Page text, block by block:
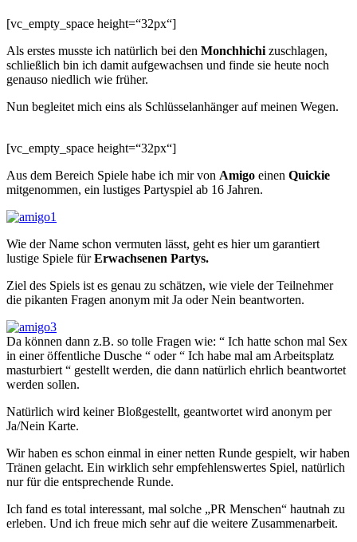
[vc_empty_space height=“32px“]
Als erstes musste ich natürlich bei den Monchhichi zuschlagen,
schließlich bin ich damit aufgewachsen und finde sie heute noch
genauso niedlich wie früher.
Nun begleitet mich eins als Schlüsselanhänger auf meinen Wegen.
[vc_empty_space height=“32px“]
Aus dem Bereich Spiele habe ich mir von Amigo einen Quickie
mitgenommen, ein lustiges Partyspiel ab 16 Jahren.
Wie der Name schon vermuten lässt, geht es hier um garantiert
lustige Spiele fürErwachsenen Partys.
Ziel des Spiels ist es genau zu schätzen, wie viele der Teilnehmer
die pikanten Fragen anonym mit Ja oder Nein beantworten.
Da können dann z.B. so tolle Fragen wie: “ Ich hatte schon mal Sex
in einer öffentliche Dusche “ oder “ Ich habe mal am Arbeitsplatz
masturbiert “ gestellt werden, die dann natürlich ehrlich beantwortet
werden sollen.
Natürlich wird keiner Bloßgestellt, geantwortet wird anonym per
Ja/Nein Karte.
Wir haben es schon einmal in einer netten Runde gespielt, wir haben
Tränen gelacht. Ein wirklich sehr empfehlenswertes Spiel, natürlich
nur für die entsprechende Runde.
Ich fand es total interessant, mal solche „PR Menschen“ hautnah zu
erleben. Und ich freue mich sehr auf die weitere Zusammenarbeit.